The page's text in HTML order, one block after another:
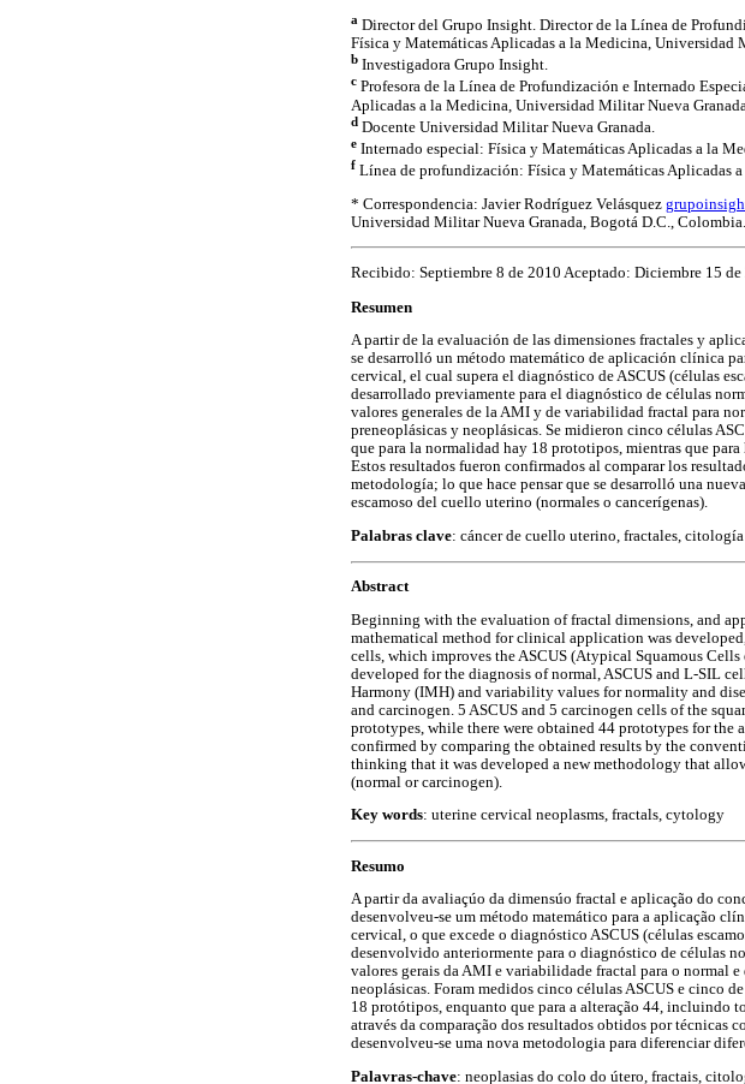
a Director del Grupo Insight. Director de la Línea de
Física y Matemáticas Aplicadas a la Medicina, Universidad
b Investigadora Grupo Insight.
c Profesora de la Línea de Profundización e Internado
Aplicadas a la Medicina, Universidad Militar Nueva Granada.
d Docente Universidad Militar Nueva Granada.
e Internado especial: Física y Matemáticas Aplicadas a la
f Línea de profundización: Física y Matemáticas Aplicadas
* Correspondencia: Javier Rodríguez Velásquez
Universidad Militar Nueva Granada, Bogotá D.C.,
Recibido: Septiembre 8 de 2010 Aceptado: Diciembre 15 de
Resumen
A partir de la evaluación de las dimensiones fractales y
se desarrolló un método matemático de aplicación clínica
cervical, el cual supera el diagnóstico de ASCUS (células
desarrollado previamente para el diagnóstico de células
valores generales de la AMI y de variabilidad fractal para
preneoplásicas y neoplásicas. Se midieron cinco células
que para la normalidad hay 18 prototipos, mientras que
Estos resultados fueron confirmados al comparar los
metodología; lo que hace pensar que se desarrolló una
escamoso del cuello uterino (normales o cancerígenas).
Palabras clave: cáncer de cuello uterino, fractales, citología
Abstract
Beginning with the evaluation of fractal dimensions, and
mathematical method for clinical application was
cells, which improves the ASCUS (Atypical Squamous
developed for the diagnosis of normal, ASCUS and L-SIL
Harmony (IMH) and variability values for normality and
and carcinogen. 5 ASCUS and 5 carcinogen cells of the
prototypes, while there were obtained 44 prototypes for
confirmed by comparing the obtained results by the
thinking that it was developed a new methodology that
(normal or carcinogen).
Key words: uterine cervical neoplasms, fractals, cytology
Resumo
A partir da avaliaçúo da dimensúo fractal e aplicação do
desenvolveu-se um método matemático para a aplicação
cervical, o que excede o diagnóstico ASCUS (células
desenvolvido anteriormente para o diagnóstico de células
valores gerais da AMI e variabilidade fractal para o normal
neoplásicas. Foram medidos cinco células ASCUS e cinco
18 protótipos, enquanto que para a alteração 44, incluindo
através da comparação dos resultados obtidos por técnicas
desenvolveu-se uma nova metodologia para diferenciar
Palavras-chave: neoplasias do colo do útero, fractais,